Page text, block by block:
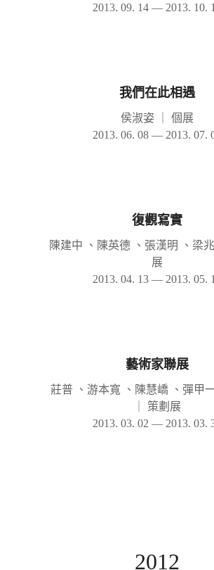
2013. 09. 14 — 2013. 10.
我們在此相遇
侯淑姿
個展
2013. 06. 08 — 2013. 07.
復觀寫實
陳建中 、陳英德 、張漢明 、梁
展
2013. 04. 13 — 2013. 05.
藝術家聯展
莊普 、游本寬 、陳慧嶠 、彈甲
策劃展
2013. 03. 02 — 2013. 03.
2012